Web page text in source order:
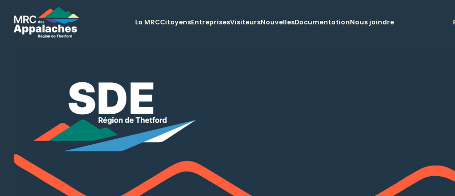
La MRCCitoyensEntreprisesVisiteursNouvellesDocumentationNous joindre